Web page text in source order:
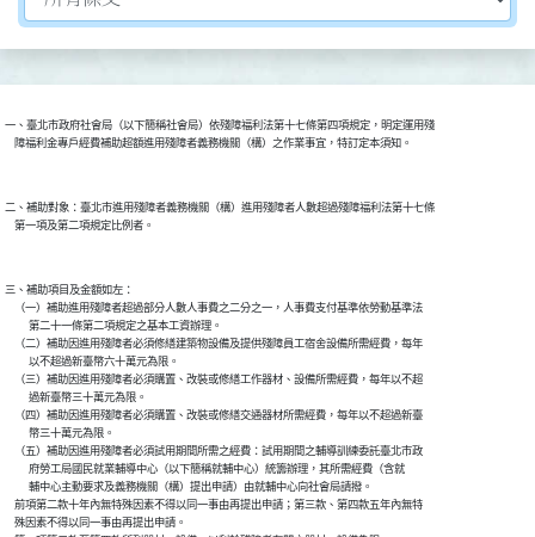
一、臺北市政府社會局（以下簡稱社會局）依殘障福利法第十七條第四項規定，明定運用殘
    障福利金專戶經費補助超額進用殘障者義務機關（構）之作業事宜，特訂定本須知。
二、補助對象：臺北市進用殘障者義務機關（構）進用殘障者人數超過殘障福利法第十七條
    第一項及第二項規定比例者。
三、補助項目及金額如左：
    （一）補助進用殘障者超過部分人數人事費之二分之一，人事費支付基準依勞動基準法
          第二十一條第二項規定之基本工資辦理。
    （二）補助因進用殘障者必須修繕建築物設備及提供殘障員工宿舍設備所需經費，每年
          以不超過新臺幣六十萬元為限。
    （三）補助因進用殘障者必須購置、改裝或修繕工作器材、設備所需經費，每年以不超
          過新臺幣三十萬元為限。
    （四）補助因進用殘障者必須購置、改裝或修繕交通器材所需經費，每年以不超過新臺
          幣三十萬元為限。
    （五）補助因進用殘障者必須試用期間所需之經費：試用期間之輔導訓練委託臺北市政
          府勞工局國民就業輔導中心（以下簡稱就輔中心）統籌辦理，其所需經費（含就
          輔中心主動要求及義務機關（構）提出申請）由就輔中心向社會局請撥。
    前項第二款十年內無特殊因素不得以同一事由再提出申請；第三款、第四款五年內無特
    殊因素不得以同一事由再提出申請。